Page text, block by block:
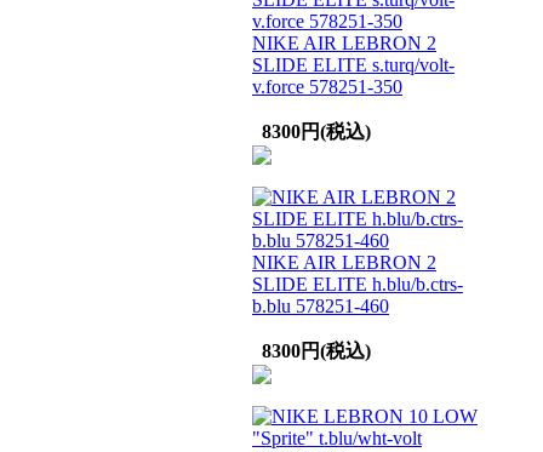
NIKE AIR LEBRON 2
SLIDE ELITE s.turq/volt-
v.force 578251-350
8300円(税込)
NIKE AIR LEBRON 2
SLIDE ELITE h.blu/b.ctrs-
b.blu 578251-460
8300円(税込)